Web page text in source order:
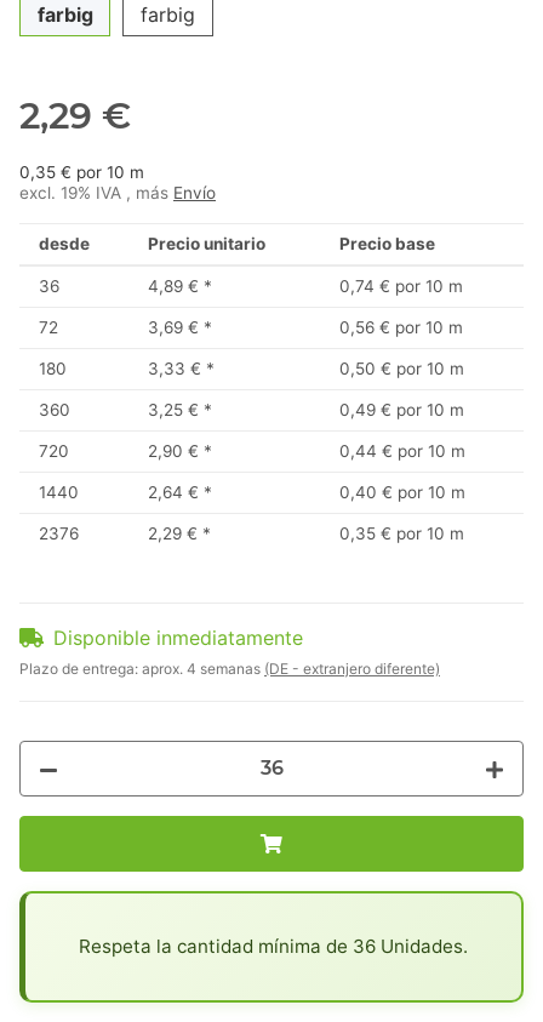
farbig
farbig
2,29 €
0,35 € por 10 m
excl. 19% IVA , más Envío
desde Precio unitario Precio base
36 4,89 € * 0,74 € por 10 m
72 3,69 € * 0,56 € por 10 m
180 3,33 € * 0,50 € por 10 m
360 3,25 € * 0,49 € por 10 m
720 2,90 € * 0,44 € por 10 m
1440 2,64 € * 0,40 € por 10 m
2376 2,29 € * 0,35 € por 10 m
Disponible inmediatamente
Plazo de entrega: aprox. 4 semanas (DE - extranjero diferente)
Respeta la cantidad mínima de 36 Unidades.